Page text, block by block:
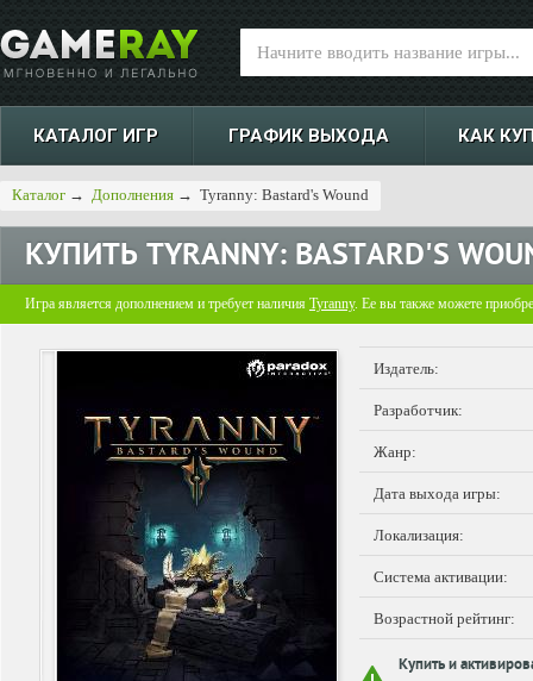
КАТАЛОГ ИГР ГРАФИК ВЫХОДА КАК
Каталог → Дополнения → Tyranny: Bastard's Wound
КУПИТЬ TYRANNY: BASTARD'S
Игра является дополнением и требует наличия Tyranny. Ее вы также можете
Издатель:
Разработчик:
Жанр:
Дата выхода игры:
Локализация:
Система активации:
Возрастной рейтинг:
Купить и